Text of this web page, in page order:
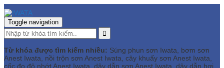
Toggle navigation
Từ khóa được tìm kiếm nhiều: Súng phun sơn Iwata, bơm sơn
Anest Iwata, nồi trộn sơn Anest Iwata, cây khuấy sơn Anest Iwata,
cốc đo độ nhớt Anest Iwata, dây dẫn sơn Anest Iwata, dây dẫn hơi